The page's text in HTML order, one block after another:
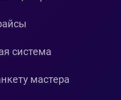
система
мастера